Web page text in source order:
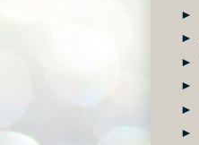
►
►
►
►
►
►